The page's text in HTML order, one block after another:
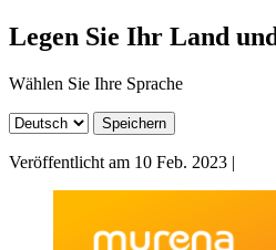
Legen Sie Ihr Land
Wählen Sie Ihre Sprache
Speichern
Veröffentlicht am 10 Feb. 2023 |